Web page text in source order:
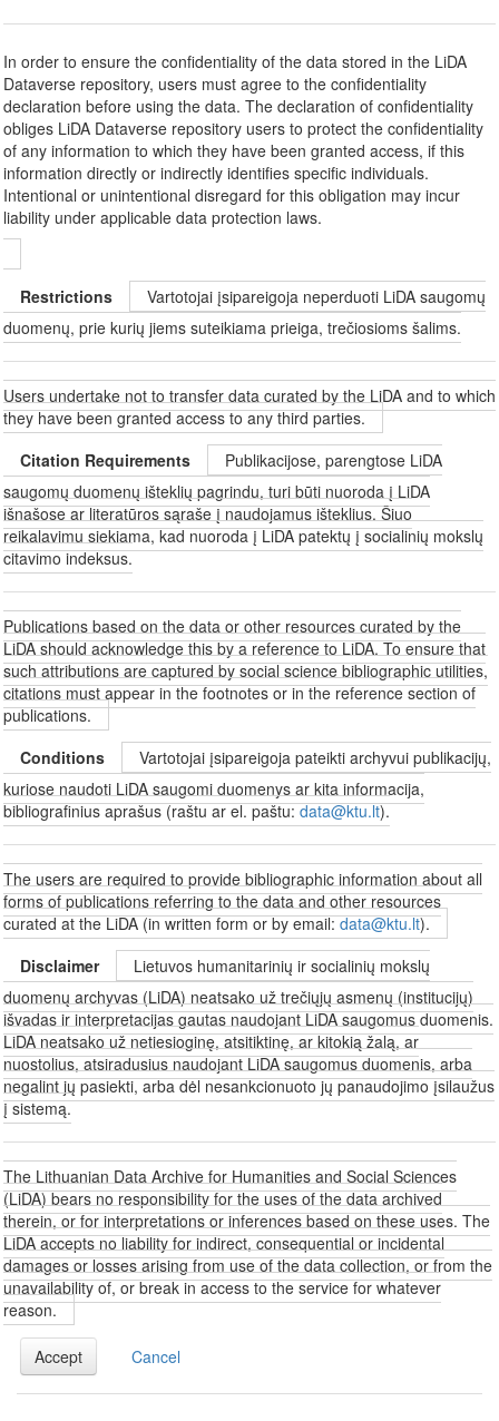
In order to ensure the confidentiality of the data stored in the LiDA
Dataverse repository, users must agree to the confidentiality
declaration before using the data. The declaration of confidentiality
obliges LiDA Dataverse repository users to protect the confidentiality
of any information to which they have been granted access, if this
information directly or indirectly identifies specific individuals.
Intentional or unintentional disregard for this obligation may incur
liability under applicable data protection laws.
Restrictions
Vartotojai įsipareigoja neperduoti LiDA saugomų
duomenų, prie kurių jiems suteikiama prieiga, trečiosioms šalims.
Users undertake not to transfer data curated by the LiDA and to which
they have been granted access to any third parties.
Citation Requirements
Publikacijose, parengtose LiDA
saugomų duomenų išteklių pagrindu, turi būti nuoroda į LiDA
išnašose ar literatūros sąraše į naudojamus išteklius. Šiuo
reikalavimu siekiama, kad nuoroda į LiDA patektų į socialinių mokslų
citavimo indeksus.
Publications based on the data or other resources curated by the
LiDA should acknowledge this by a reference to LiDA. To ensure that
such attributions are captured by social science bibliographic utilities,
citations must appear in the footnotes or in the reference section of
publications.
Conditions
Vartotojai įsipareigoja pateikti archyvui publikacijų,
kuriose naudoti LiDA saugomi duomenys ar kita informacija,
bibliografinius aprašus (raštu ar el. paštu:data@ktu.lt).
The users are required to provide bibliographic information about all
forms of publications referring to the data and other resources
curated at the LiDA (in written form or by email:data@ktu.lt).
Disclaimer
Lietuvos humanitarinių ir socialinių mokslų
duomenų archyvas (LiDA) neatsako už trečiųjų asmenų (institucijų)
išvadas ir interpretacijas gautas naudojant LiDA saugomus duomenis.
LiDA neatsako už netiesioginę, atsitiktinę, ar kitokią žalą, ar
nuostolius, atsiradusius naudojant LiDA saugomus duomenis, arba
negalint jų pasiekti, arba dėl nesankcionuoto jų panaudojimo įsilaužus
į sistemą.
The Lithuanian Data Archive for Humanities and Social Sciences
(LiDA) bears no responsibility for the uses of the data archived
therein, or for interpretations or inferences based on these uses. The
LiDA accepts no liability for indirect, consequential or incidental
damages or losses arising from use of the data collection, or from the
unavailability of, or break in access to the service for whatever
reason.
Accept Cancel